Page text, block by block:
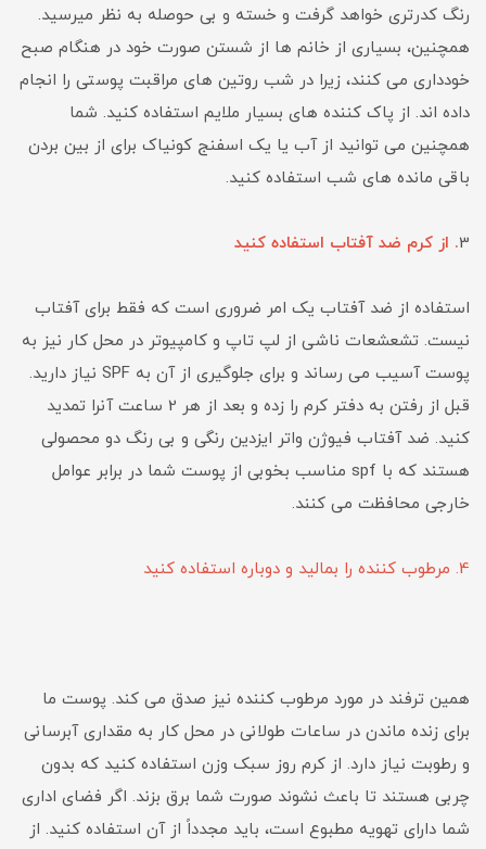
رنگ کدرتری خواهد گرفت و خسته و بی حوصله به نظر میرسید.
همچنین، بسیاری از خانم ها از شستن صورت خود در هنگام صبح
خودداری می کنند، زیرا در شب روتین های مراقبت پوستی را انجام
داده اند. از پاک کننده های بسیار ملایم استفاده کنید. شما
همچنین می توانید از آب یا یک اسفنج کونیاک برای از بین بردن
باقی مانده های شب استفاده کنید.
3. از کرم ضد آفتاب استفاده کنید
استفاده از ضد آفتاب یک امر ضروری است که فقط برای آفتاب
نیست. تشعشعات ناشی از لپ تاپ و کامپیوتر در محل کار نیز به
پوست آسیب می رساند و برای جلوگیری از آن به SPF نیاز دارید.
قبل از رفتن به دفتر کرم را زده و بعد از هر 2 ساعت آنرا تمدید
کنید. ضد آفتاب فیوژن واتر ایزدین رنگی و بی رنگ دو محصولی
هستند که با spf مناسب بخوبی از پوست شما در برابر عوامل
خارجی محافظت می کنند.
4. مرطوب کننده را بمالید و دوباره استفاده کنید
همین ترفند در مورد مرطوب کننده نیز صدق می کند. پوست ما
برای زنده ماندن در ساعات طولانی در محل کار به مقداری آبرسانی
و رطوبت نیاز دارد. از کرم روز سبک وزن استفاده کنید که بدون
چربی هستند تا باعث نشوند صورت شما برق بزند. اگر فضای اداری
شما دارای تهویه مطبوع است، باید مجدداً از آن استفاده کنید. از